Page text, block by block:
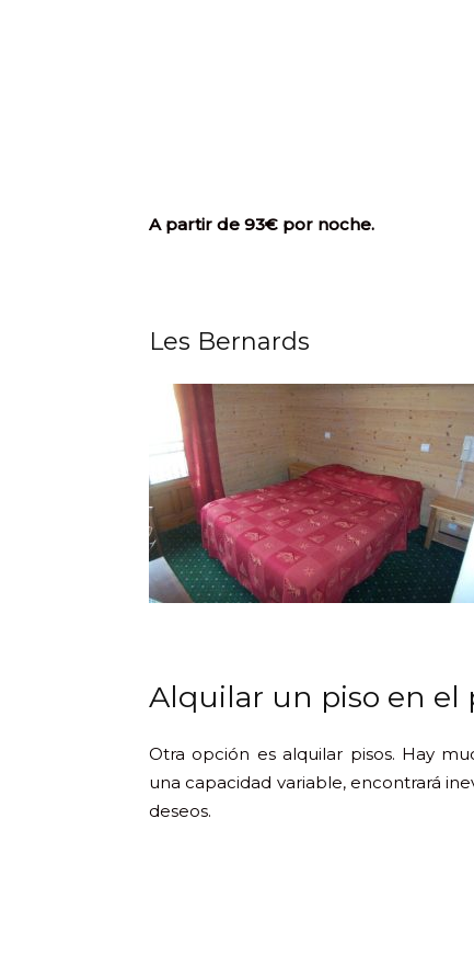
A partir de 93€ por noche.
Les Bernards
Alquilar un piso en el
Otra opción es alquilar pisos. Hay
una capacidad variable, encontrará
deseos.